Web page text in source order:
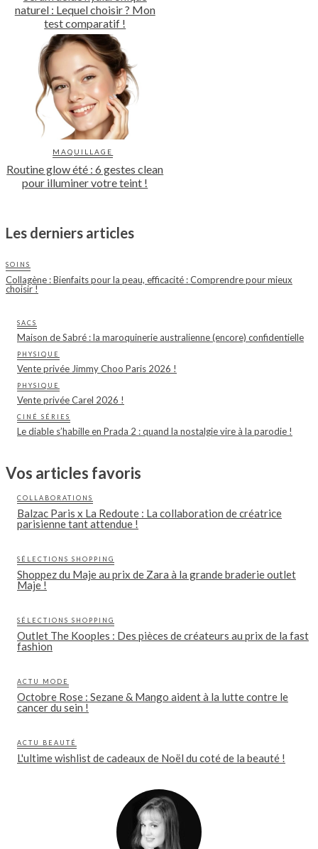
naturel : Lequel choisir ? Mon
test comparatif !
MAQUILLAGE
Routine glow été : 6 gestes clean
pour illuminer votre teint !
Les derniers articles
SOINS
Collagène : Bienfaits pour la peau, efficacité : Comprendre pour mieux
choisir !
SACS
Maison de Sabré : la maroquinerie australienne (encore) confidentielle
PHYSIQUE
Vente privée Jimmy Choo Paris 2026 !
PHYSIQUE
Vente privée Carel 2026 !
CINÉ SÉRIES
Le diable s’habille en Prada 2 : quand la nostalgie vire à la parodie !
Vos articles favoris
COLLABORATIONS
Balzac Paris x La Redoute : La collaboration de créatrice
parisienne tant attendue !
SÉLECTIONS SHOPPING
Shoppez du Maje au prix de Zara à la grande braderie outlet
Maje !
SÉLECTIONS SHOPPING
Outlet The Kooples : Des pièces de créateurs au prix de la fast
fashion
ACTU MODE
Octobre Rose : Sezane & Mango aident à la lutte contre le
cancer du sein !
ACTU BEAUTÉ
L'ultime wishlist de cadeaux de Noël du coté de la beauté !